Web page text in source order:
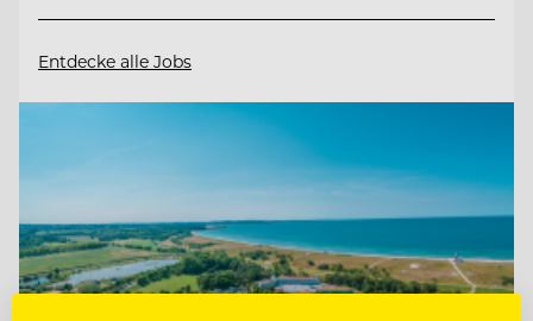
Entdecke alle Jobs